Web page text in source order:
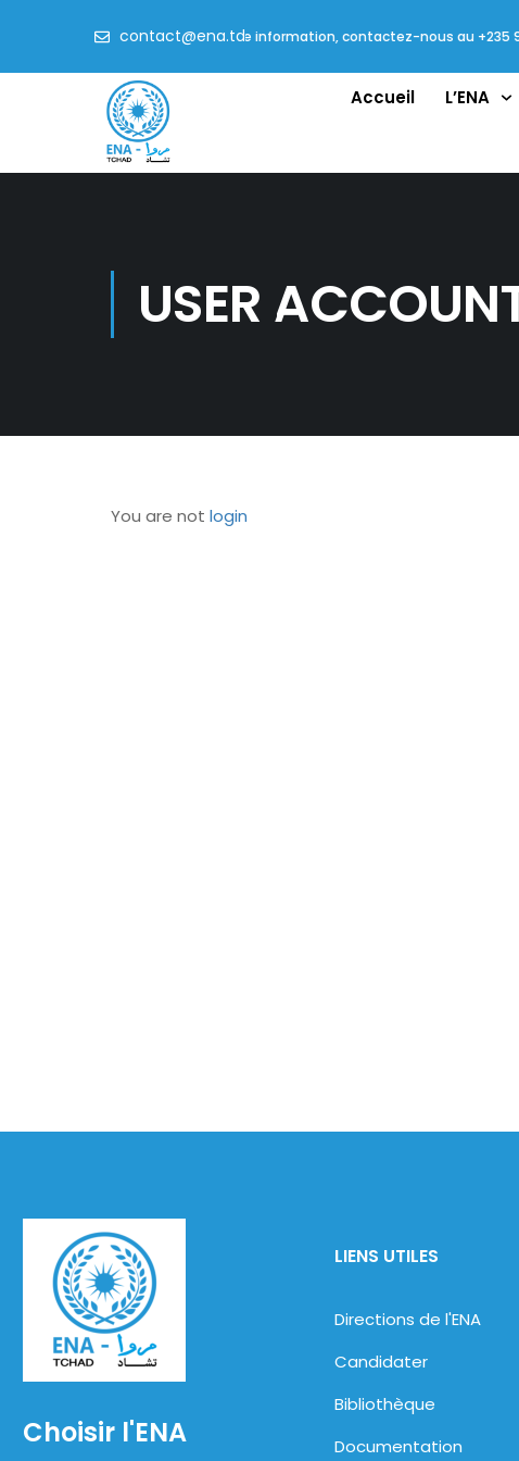
contact@ena.td
Pour toute information, contactez-nous au +235 98
Accueil L’ENA
USER
You are not login
Choisir l'ENA
LIENS UTILES
Directions de l'ENA
Candidater
Bibliothèque
Documentation